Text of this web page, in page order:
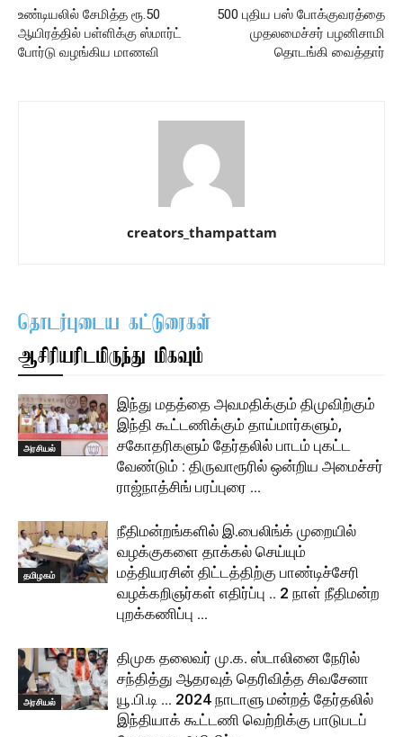
உண்டியலில் சேமித்த ரூ.50
ஆயிரத்தில் பள்ளிக்கு ஸ்மார்ட்
போர்டு வழங்கிய மாணவி
500 புதிய பஸ் போக்குவரத்தை
முதலமைச்சர் பழனிசாமி
தொடங்கி வைத்தார்
creators_thampattam
தொடர்புடைய கட்டுரைகள்
ஆசிரியரிடமிருந்து மிகவும்
அரசியல்
இந்து மதத்தை அவமதிக்கும் திமுவிற்கும்
இந்தி கூட்டணிக்கும் தாய்மார்களும்,
சகோதரிகளும் தேர்தலில் பாடம் புகட்ட
வேண்டும் : திருவாரூரில் ஒன்றிய அமைச்சர்
ராஜ்நாத்சிங் பரப்புரை …
தமிழகம்
நீதிமன்றங்களில் இ.பைலிங்க் முறையில்
வழக்குகளை தாக்கல் செய்யும்
மத்தியரசின் திட்டத்திற்கு பாண்டிச்சேரி
வழக்கறிஞர்கள் எதிர்ப்பு .. 2 நாள் நீதிமன்ற
புறக்கணிப்பு …
அரசியல்
திமுக தலைவர் மு.க. ஸ்டாலினை நேரில்
சந்தித்து ஆதரவுத் தெரிவித்த சிவசேனா
யூ.பி.டி … 2024 நாடாளு மன்றத் தேர்தலில்
இந்தியாக் கூட்டணி வெற்றிக்கு பாடுபடப்